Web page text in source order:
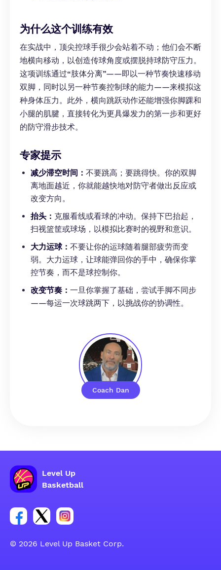
Coach Dan
为什么这个训练有效
在实战中，顶尖控球手很少会站着不动；他们会不断
地横向移动，以创造传球角度或摆脱持球防守压力。
这项训练通过“肢体分离”——即以一种节奏快速移动
双脚，同时以另一种节奏控制球的能力——来模拟这
种身体压力。此外，横向跳跃动作还能增强你脚踝和
小腿的肌腱，直接转化为更具爆发力的第一步和更好
的防守滑步技术。
专家提示
减少滞空时间： 不要跳高；要跳得快。你的双脚
离地面越近，你就能越快地对防守者做出反应或
改变方向。
抬头： 克服看线或看球的冲动。保持下巴抬起，
扫视篮筐或球场，以模拟比赛时的视野和意识。
大力运球： 不要让你的运球随着腿部疲劳而变
弱。大力运球，让球能弹回你的手中，确保你掌
控节奏，而不是球控制你。
改变节奏： 一旦你掌握了基础，尝试手脚不同步
——每运一次球跳两下，以挑战你的协调性。
Level Up
Basketball
Facebook 账户社交群组链接
Tweeter 账户社交群组链接
Instagram 账户社交群组链接
© 2026 Level Up Basket Corp.